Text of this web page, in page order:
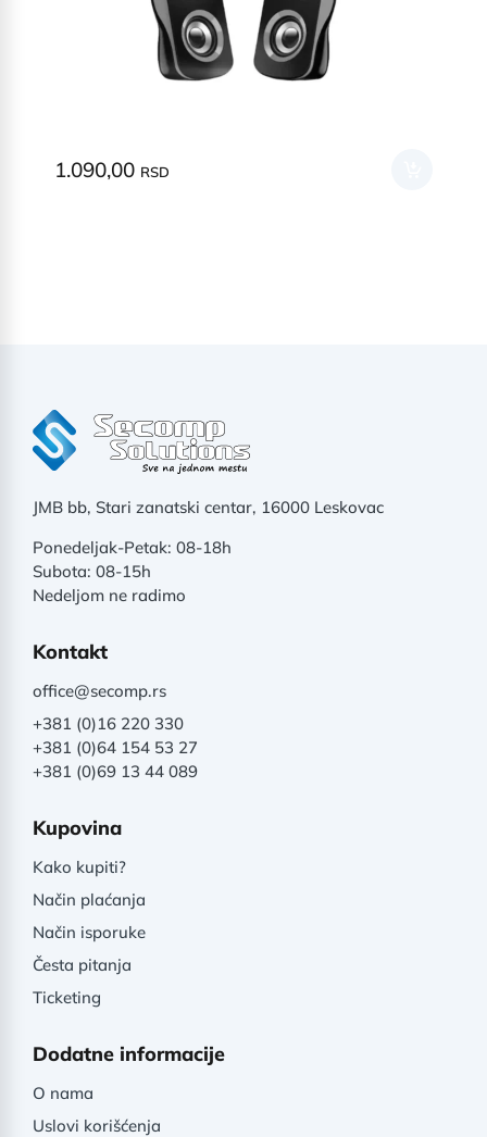
1.090,00 RSD
JMB bb, Stari zanatski centar, 16000 Leskovac
Ponedeljak-Petak: 08-18h
Subota: 08-15h
Nedeljom ne radimo
Kontakt
office@secomp.rs
+381 (0)16 220 330
+381 (0)64 154 53 27
+381 (0)69 13 44 089
Kupovina
Kako kupiti?
Način plaćanja
Način isporuke
Česta pitanja
Ticketing
Dodatne informacije
O nama
Uslovi korišćenja